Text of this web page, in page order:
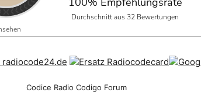
Durchschnitt aus 32 Bewertungen
Codice Radio Codigo Forum